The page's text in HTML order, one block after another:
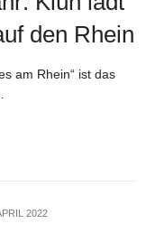
den Rhein
am Rhein“ ist das
2022